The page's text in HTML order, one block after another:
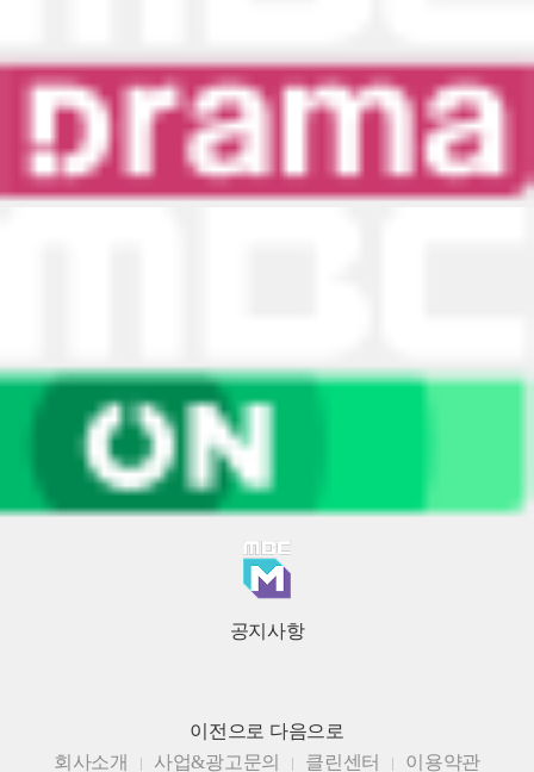
공지사항
이전으로 다음으로
회사소개
사업&광고문의 클린센터 이용약관